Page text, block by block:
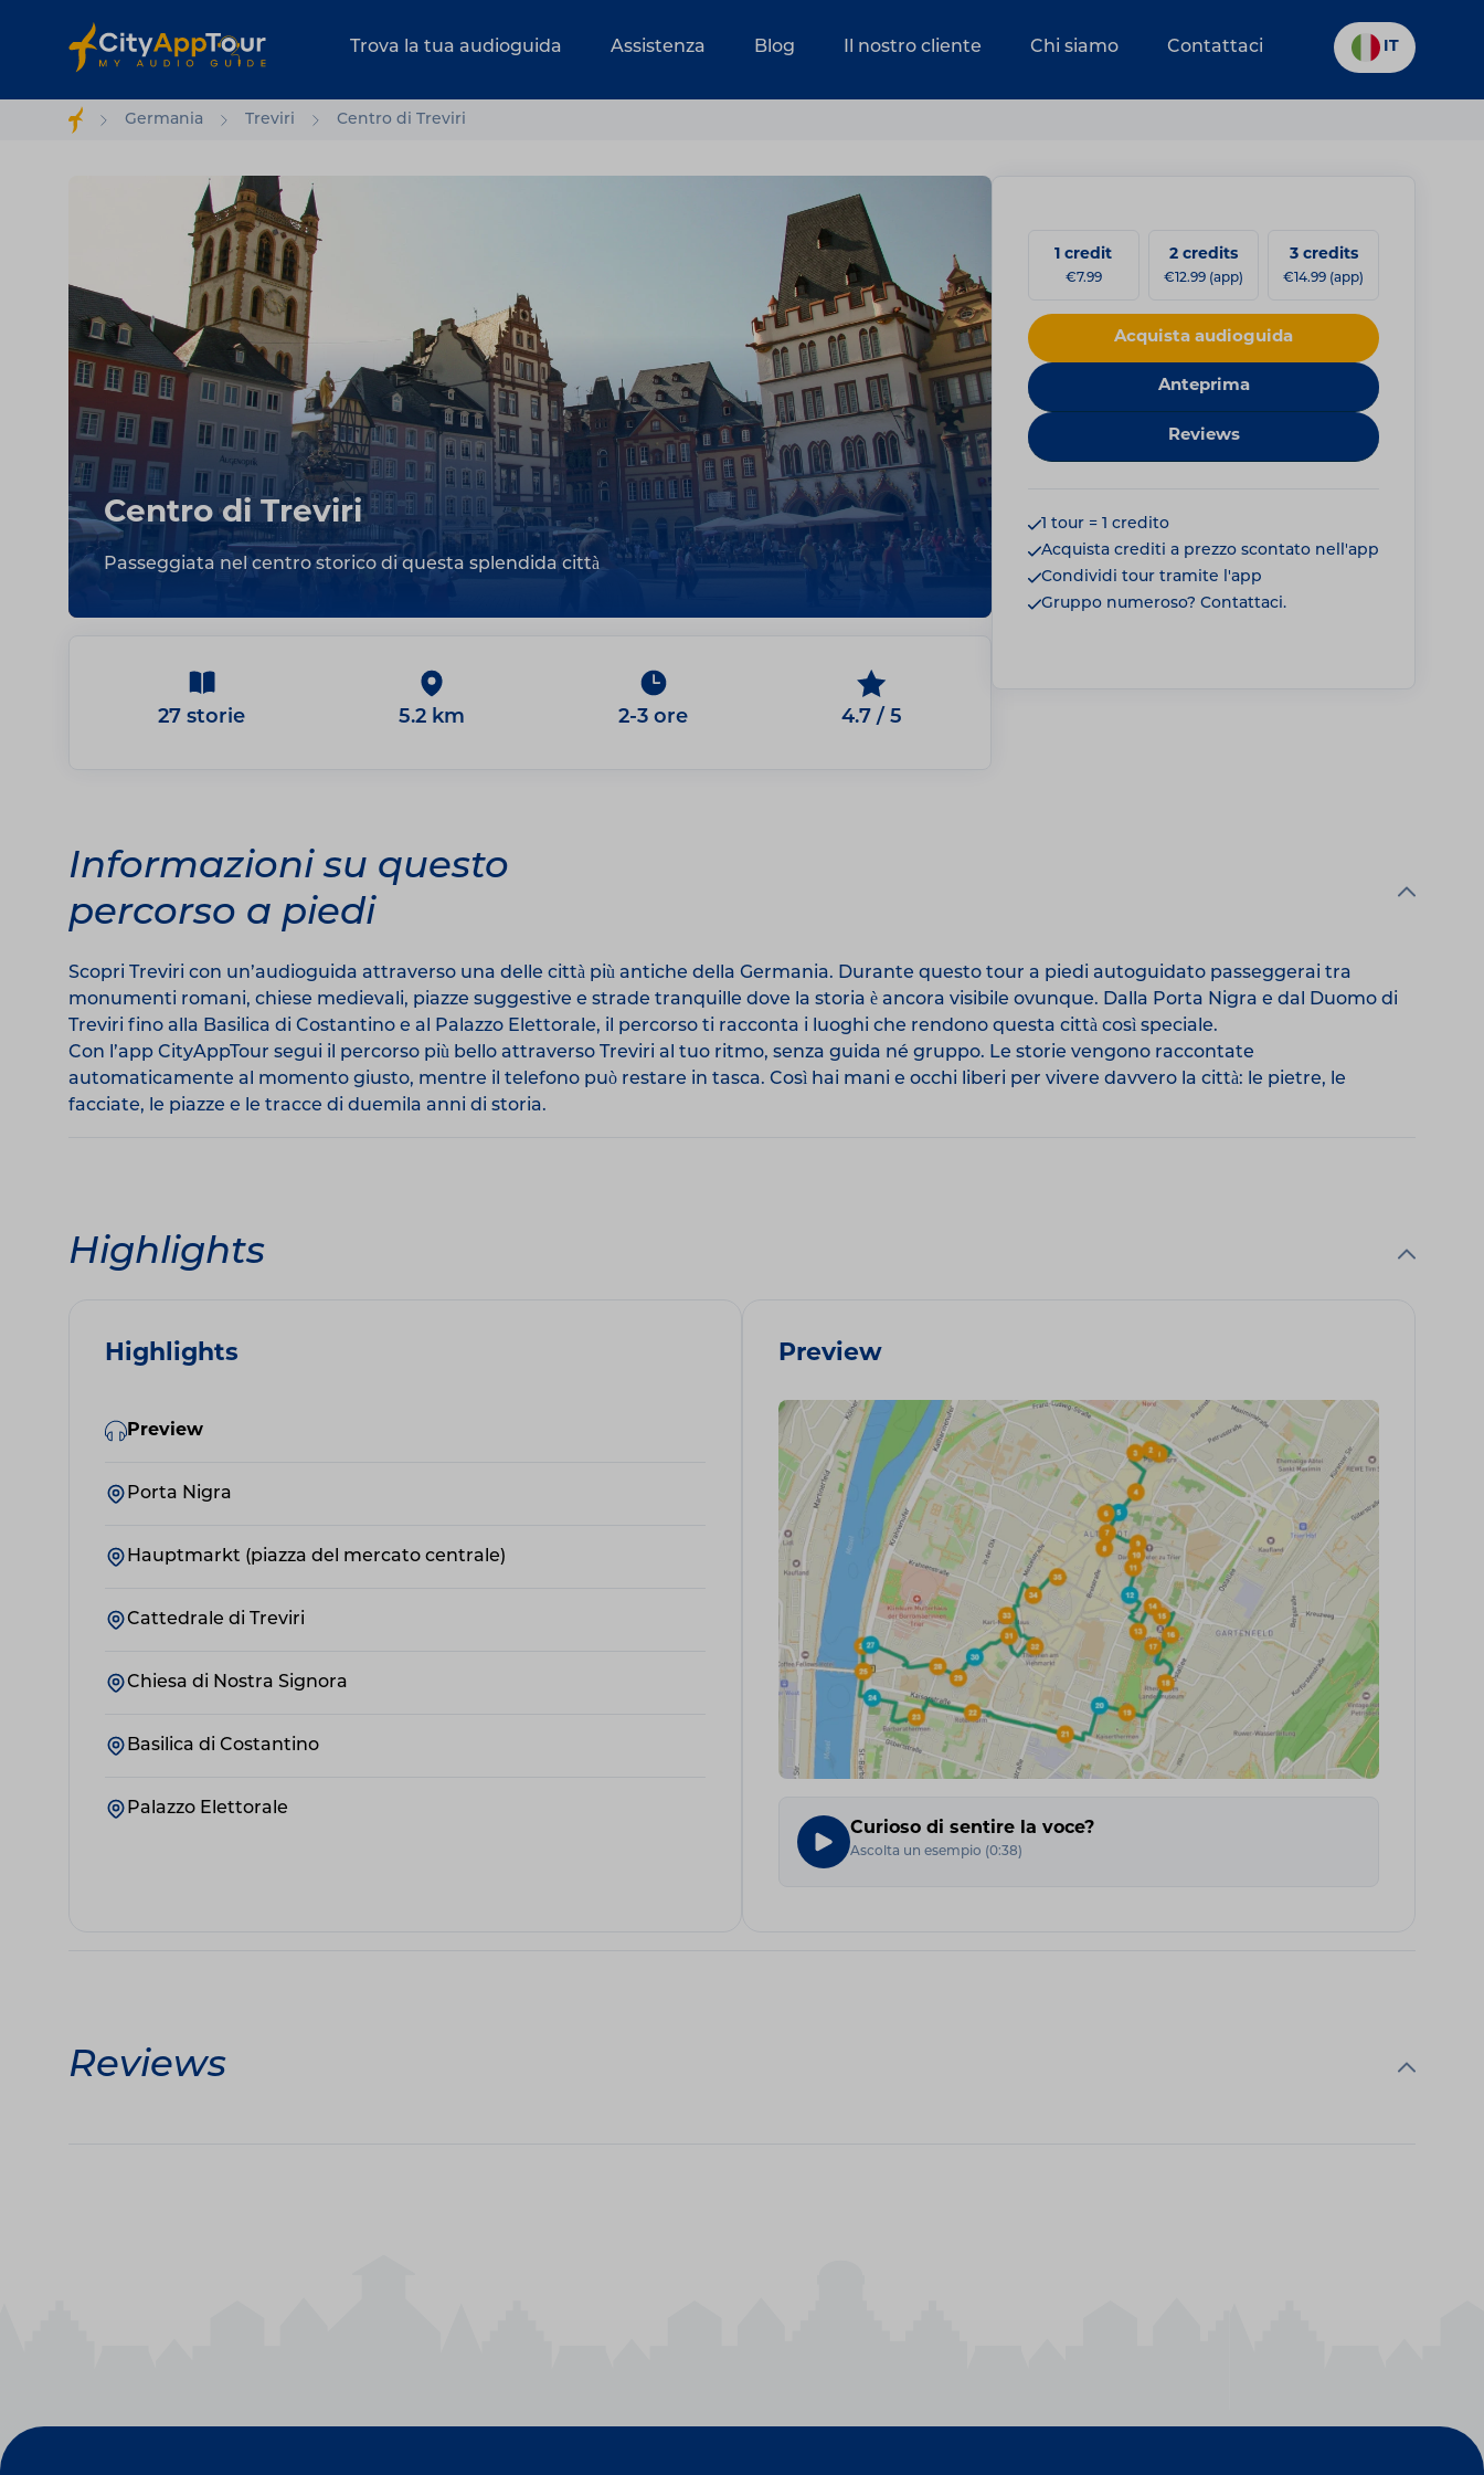
Trova la tua audioguida Assistenza Blog Il nostro cliente Chi siamo Contattaci IT
Germania Treviri Centro di Treviri
Centro di Treviri
Passeggiata nel centro storico di questa splendida città
27 storie 5.2 km 2-3 ore 4.7 / 5
1 credit
€7.99
2 credits
€12.99 (app)
3 credits
€14.99 (app)
Acquista audioguida
Anteprima
Reviews
1 tour = 1 credito
Acquista crediti a prezzo scontato nell'app
Condividi tour tramite l'app
Gruppo numeroso? Contattaci.
Informazioni su questo
percorso a piedi
Scopri Treviri con un’audioguida attraverso una delle città più antiche della Germania. Durante questo tour a piedi autoguidato passeggerai tra
monumenti romani, chiese medievali, piazze suggestive e strade tranquille dove la storia è ancora visibile ovunque. Dalla Porta Nigra e dal Duomo di
Treviri fino alla Basilica di Costantino e al Palazzo Elettorale, il percorso ti racconta i luoghi che rendono questa città così speciale.
Con l’app CityAppTour segui il percorso più bello attraverso Treviri al tuo ritmo, senza guida né gruppo. Le storie vengono raccontate
automaticamente al momento giusto, mentre il telefono può restare in tasca. Così hai mani e occhi liberi per vivere davvero la città: le pietre, le
facciate, le piazze e le tracce di duemila anni di storia.
Highlights
Highlights
Preview
Porta Nigra
Hauptmarkt (piazza del mercato centrale)
Cattedrale di Treviri
Chiesa di Nostra Signora
Basilica di Costantino
Palazzo Elettorale
Preview
Curioso di sentire la voce?
Ascolta un esempio (0:38)
Reviews